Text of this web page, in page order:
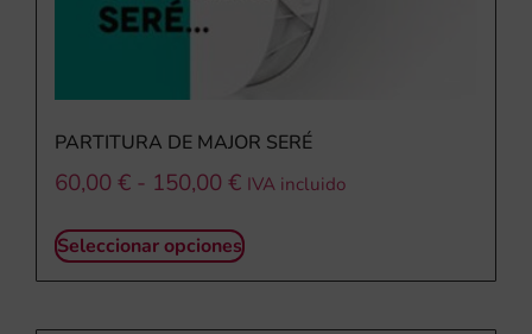
PARTITURA DE MAJOR SERÉ
60,00 € - 150,00 € IVA incluido
Seleccionar opciones